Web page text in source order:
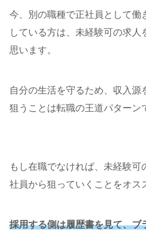
今、別の職種で正社員として働
している方は、未経験可の求人
思います。
自分の生活を守るため、収入源
狙うことは転職の王道パターン
もし在職でなければ、未経験可
社員から狙っていくことをオス
採用する側は履歴書を見て、ブ